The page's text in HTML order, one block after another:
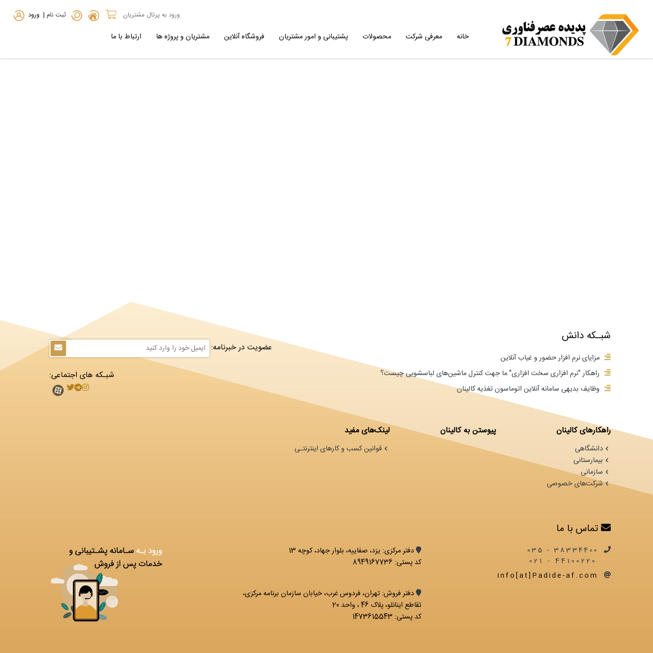
ثبت نام | ورود ورود به پرتال مشتریان
خانه معرفی شرکت محصولات پشتیبانی و امور مشتریان فروشگاه آنلاین مشتریان و پروژه ها ارتباط با ما
شبـکه دانش
مزایای نرم افزار حضور و غیاب آنلاین
راهکار "نرم افزاری سخت افزاری" ما جهت کنترل ماشین‌های لباسشویی چیست؟
وظایف بدیهی سامانه آنلاین اتوماسون تغذیه کالینان
عضویت در خبرنامه:
شبـکه های اجتماعی:
راهکارهای کالینان
دانشگاهی
بیمارستانی
سازمانی
شرکت‌های خصوصی
پیوستن به کالینان لینک‌های مفید
قوانین کسب و کارهای اینترنتـی
تماس با ما
38334400 - 035
info[at]Padide-af.com
دفتر مرکزی: يزد، صفاییه، بلوار جهاد، کوچه 13
کد پستی: 8949167736
دفتر فروش: تهران، فردوس غرب، خیابان سازمان برنامه مرکزی،
تقاطع اینانلو، پلاک 46 ، واحد 20
کد پستی: 1473615543